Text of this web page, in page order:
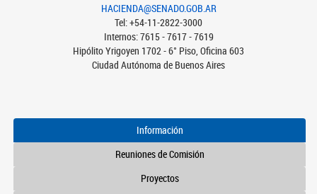
HACIENDA@SENADO.GOB.AR
Tel: +54-11-2822-3000
Internos: 7615 - 7617 - 7619
Hipólito Yrigoyen 1702 - 6° Piso, Oficina 603
Ciudad Autónoma de Buenos Aires
Información
Reuniones de Comisión
Proyectos